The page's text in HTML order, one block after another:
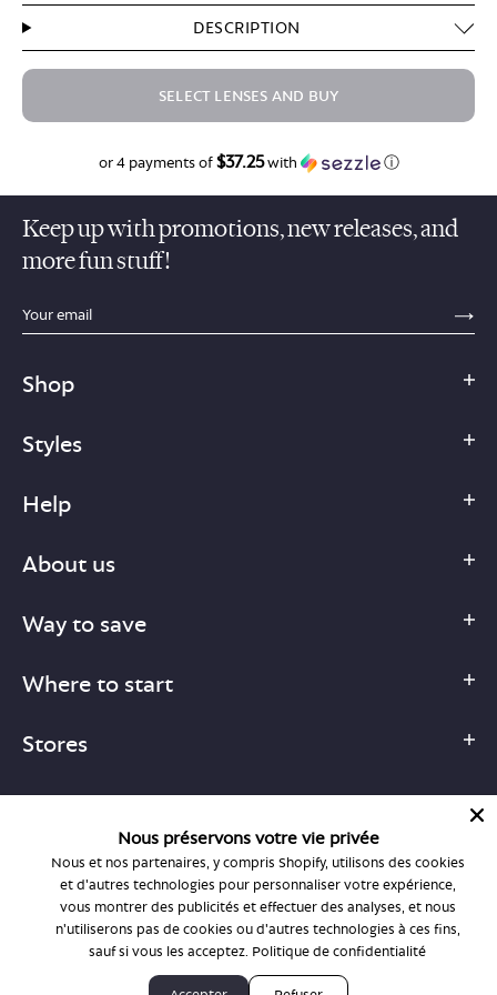
DESCRIPTION
SELECT LENSES AND BUY
or 4 payments of$37.25with ⓘ
Keep up with promotions, new releases, and
more fun stuff!
sections.footer.email_field_ada_label
Shop
Styles
Help
About us
Way to save
Where to start
Stores
1-877-755-6659
support@bonlook.com
© BonLook 2026 operated by BonLook Optique & BonLook BC.
Nous préservons votre vie privée
Nous et nos partenaires, y compris Shopify, utilisons des cookies
et d'autres technologies pour personnaliser votre expérience,
vous montrer des publicités et effectuer des analyses, et nous
n'utiliserons pas de cookies ou d'autres technologies à ces fins,
sauf si vous les acceptez. Politique de confidentialité